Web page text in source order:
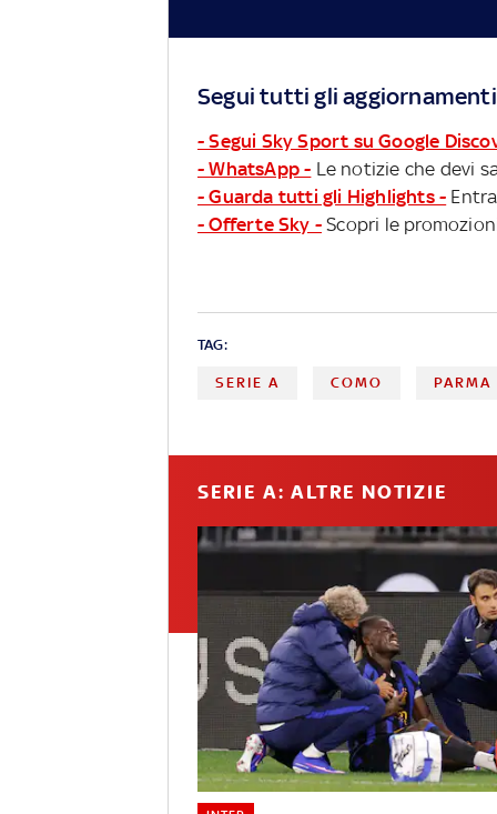
Segui tutti gli
- Segui Sky Sport su Google
- WhatsApp - Le notizie che devi
- Guarda tutti gli Highlights -
- Offerte Sky - Scopri le
TAG:
SERIE A COMO PARMA
SERIE A: ALTRE NOTIZIE